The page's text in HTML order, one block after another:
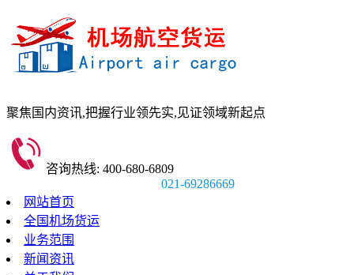
聚焦国内资讯,把握行业领先实,见证领域新起点
咨询热线: 400-680-6809
021-69286669
网站首页
全国机场货运
业务范围
新闻资讯